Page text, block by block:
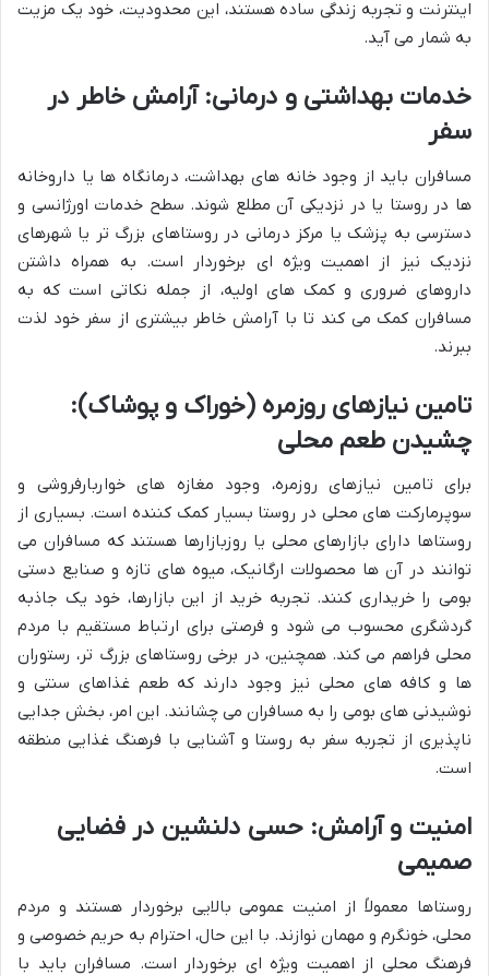
اینترنت و تجربه زندگی ساده هستند، این محدودیت، خود یک مزیت
به شمار می آید.
خدمات بهداشتی و درمانی: آرامش خاطر در
سفر
مسافران باید از وجود خانه های بهداشت، درمانگاه ها یا داروخانه
ها در روستا یا در نزدیکی آن مطلع شوند. سطح خدمات اورژانسی و
دسترسی به پزشک یا مرکز درمانی در روستاهای بزرگ تر یا شهرهای
نزدیک نیز از اهمیت ویژه ای برخوردار است. به همراه داشتن
داروهای ضروری و کمک های اولیه، از جمله نکاتی است که به
مسافران کمک می کند تا با آرامش خاطر بیشتری از سفر خود لذت
ببرند.
تامین نیازهای روزمره (خوراک و پوشاک):
چشیدن طعم محلی
برای تامین نیازهای روزمره، وجود مغازه های خواربارفروشی و
سوپرمارکت های محلی در روستا بسیار کمک کننده است. بسیاری از
روستاها دارای بازارهای محلی یا روزبازارها هستند که مسافران می
توانند در آن ها محصولات ارگانیک، میوه های تازه و صنایع دستی
بومی را خریداری کنند. تجربه خرید از این بازارها، خود یک جاذبه
گردشگری محسوب می شود و فرصتی برای ارتباط مستقیم با مردم
محلی فراهم می کند. همچنین، در برخی روستاهای بزرگ تر، رستوران
ها و کافه های محلی نیز وجود دارند که طعم غذاهای سنتی و
نوشیدنی های بومی را به مسافران می چشانند. این امر، بخش جدایی
ناپذیری از تجربه سفر به روستا و آشنایی با فرهنگ غذایی منطقه
است.
امنیت و آرامش: حسی دلنشین در فضایی
صمیمی
روستاها معمولاً از امنیت عمومی بالایی برخوردار هستند و مردم
محلی، خونگرم و مهمان نوازند. با این حال، احترام به حریم خصوصی و
فرهنگ محلی از اهمیت ویژه ای برخوردار است. مسافران باید با